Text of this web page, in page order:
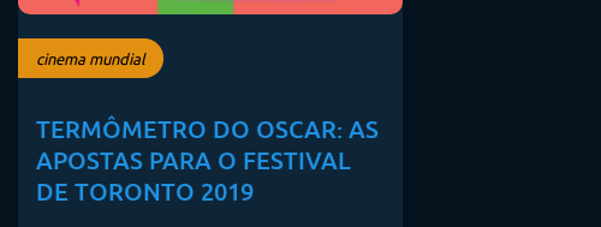
cinema mundial
TERMÔMETRO DO OSCAR: AS
APOSTAS PARA O FESTIVAL
DE TORONTO 2019